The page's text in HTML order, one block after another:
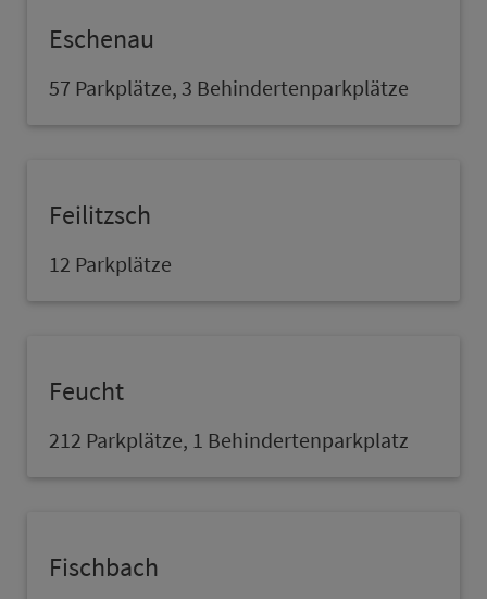
Eschenau
57 Parkplätze, 3 Behindertenparkplätze
Feilitzsch
12 Parkplätze
Feucht
212 Parkplätze, 1 Behindertenpark­platz
Fischbach